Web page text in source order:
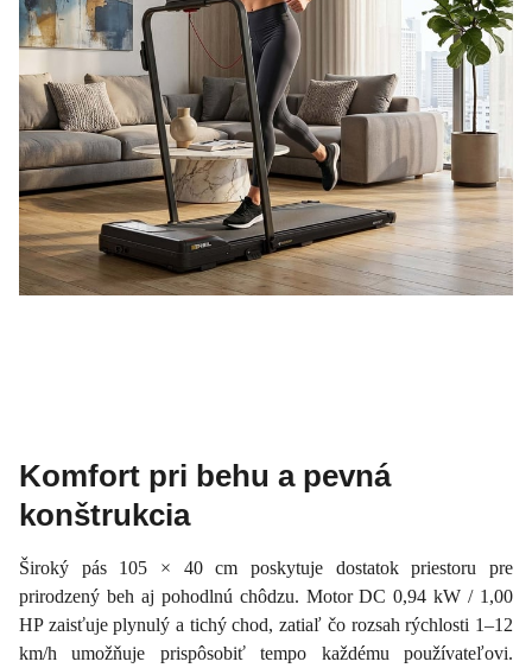
Komfort pri behu a pevná
konštrukcia
Široký pás 105 × 40 cm poskytuje dostatok priestoru pre
prirodzený beh aj pohodlnú chôdzu. Motor DC 0,94 kW / 1,00
HP zaisťuje plynulý a tichý chod, zatiaľ čo rozsah rýchlosti 1–12
km/h umožňuje prispôsobiť tempo každému používateľovi.